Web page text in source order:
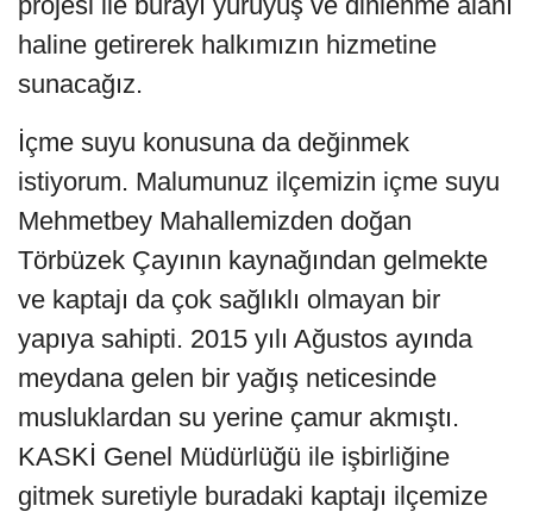
haline getirerek halkımızın hizmetine
sunacağız.
İçme suyu konusuna da değinmek
istiyorum. Malumunuz ilçemizin içme suyu
Mehmetbey Mahallemizden doğan
Törbüzek Çayının kaynağından gelmekte
ve kaptajı da çok sağlıklı olmayan bir
yapıya sahipti. 2015 yılı Ağustos ayında
meydana gelen bir yağış neticesinde
musluklardan su yerine çamur akmıştı.
KASKİ Genel Müdürlüğü ile işbirliğine
gitmek suretiyle buradaki kaptajı ilçemize